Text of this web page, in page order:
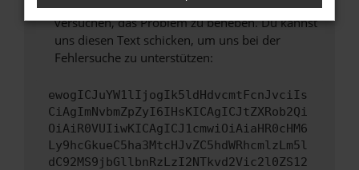
hast, kontaktiere uns bitte. Wir werden
versuchen, das Problem zu beheben. Du kannst
uns diesen Text schicken, um uns bei der
Fehlersuche zu unterstützen:
ewogICJuYW1lIjogIk5ldHdvcmtFcnJvciIs
CiAgImNvbmZpZyI6IHsKICAgICJtZXRob2Qi
OiAiR0VUIiwKICAgICJ1cmwiOiAiaHR0cHM6
Ly9hcGkueC5ha3MtcHJvZC5hdWRhcmlzLm5l
dC92MS9jbGllbnRzLzI2NTkvd2Vic2l0ZS12